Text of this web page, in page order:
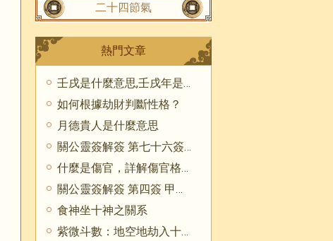
二十四節氣
熱門文章
壬戌是什麼意思,壬戌年是哪一年
如何根據劫財判斷性格？
月德貴人是什麼意思
關公靈簽解簽 第七十六簽 辛己 中平
什麼是傷官，詳解傷官格，傷官運
關公靈簽解簽 第四簽 甲丁 下下
食神坐十神之關系
紫微斗數：地空地劫入十二宮詳解（三）